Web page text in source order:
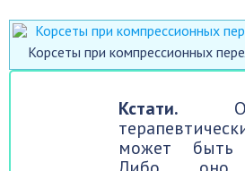
Корсеты при компрессионных
Кстати.
может быть